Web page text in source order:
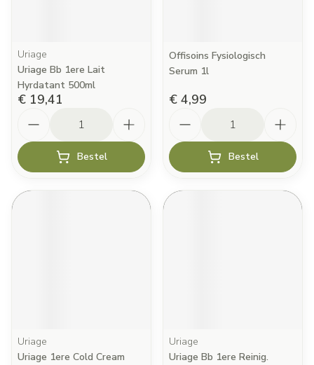
Uriage
Uriage Bb 1ere Lait
Hyrdatant 500ml
€ 19,41
Bestel
Offisoins Fysiologisch
Serum 1l
€ 4,99
Bestel
Uriage
Uriage 1ere Cold Cream
Uriage
Uriage Bb 1ere Reinig.